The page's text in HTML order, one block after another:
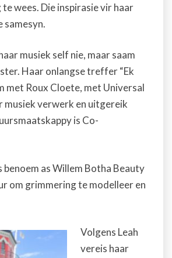
te wees. Die inspirasie vir haar
samesyn.
musiek self nie, maar saam
Haar onlangse treffer “Ek
met Roux Cloete, met Universal
musiek verwerk en uitgereik
is Co-
benoem as Willem Botha Beauty
om grimmering te modelleer en
Volgens Leah
vereis haar